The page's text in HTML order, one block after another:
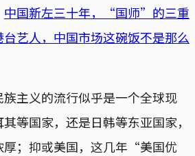
中国新左三十年，“国师”的三重
台艺人，中国市场这碗饭不是那么
主义的流行似乎是一个全球现
等国家，还是日韩等东亚国家，
厚；抑或美国，这几年“美国优